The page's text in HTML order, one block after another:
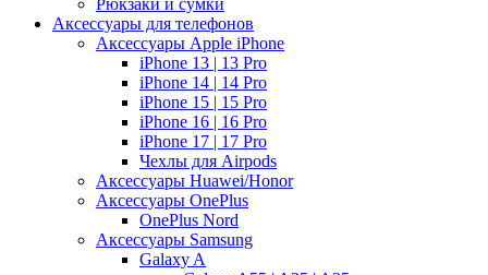
Аксессуары для телефонов
Аксессуары Apple iPhone
iPhone 13 | 13 Pro
iPhone 14 | 14 Pro
iPhone 15 | 15 Pro
iPhone 16 | 16 Pro
iPhone 17 | 17 Pro
Чехлы для Airpods
Аксессуары Huawei/Honor
Аксессуары OnePlus
OnePlus Nord
Аксессуары Samsung
Galaxy A